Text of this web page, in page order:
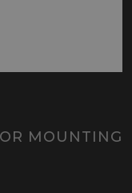
MOUNTING